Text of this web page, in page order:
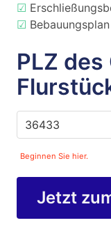
☑
☑ Bebauungsplan
PLZ
Beginnen Sie hier.
Jetzt